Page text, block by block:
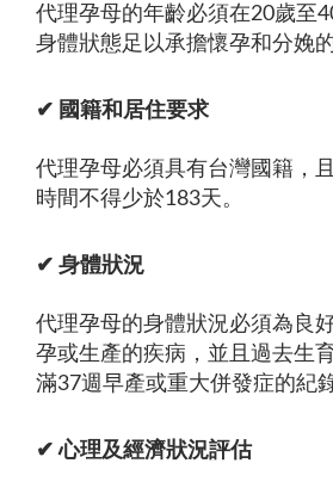
代理孕母的年齡必須在20歲至
身體狀態足以承擔懷孕和分娩的
✔ 國籍和居住要求
代理孕母必須具有台灣國籍，
時間不得少於183天。
✔ 身體狀況
代理孕母的身體狀況必須為良
孕或生產的疾病，並且過去生
滿37週早產或重大併發症的紀錄
✔ 心理及經濟狀況評估